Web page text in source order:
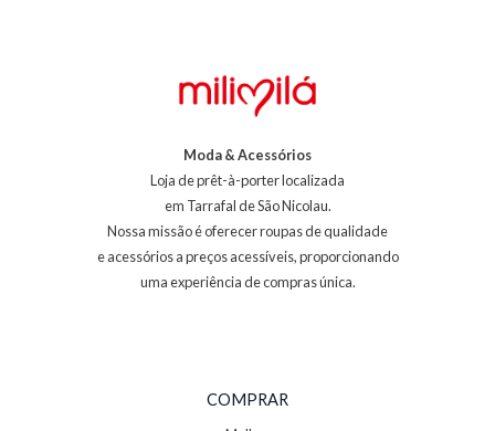
Moda & Acessórios
Loja de prêt-à-porter localizada
em Tarrafal de São Nicolau.
Nossa missão é oferecer roupas de qualidade
e acessórios a preços acessíveis, proporcionando
uma experiência de compras única.
COMPRAR